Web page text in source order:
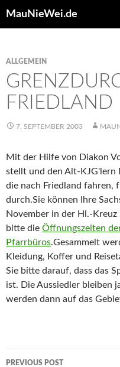
MauNieWei.de
ALLGEMEIN
FRIEDLAND
7. SEPTEMBER 2003
Mit der Hilfe von Diakon
stellt und den Alt-KJG'lern
die nach Friedland fahren,
durch.Sie können Ihre
November in der Hl.-Kreuz
bitte die Öffnungszeiten
Pfarrbüros.Gesammelt
Kleidung, Koffer und
Sie bitte darauf, dass das
ist. Die Aussiedler bleiben
werden dann auf das
Post
PREVIOUS POST